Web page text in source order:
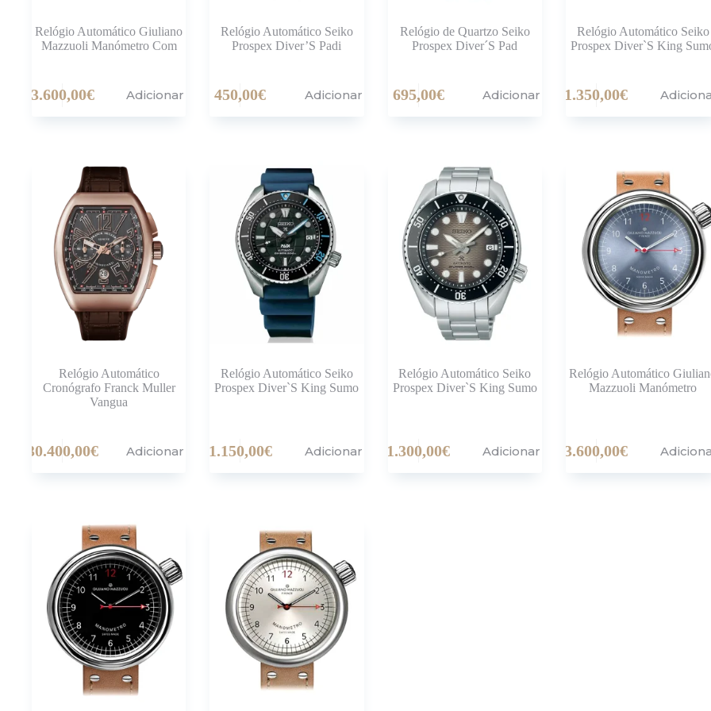
Relógio Automático Giuliano
Mazzuoli Manómetro Com
3.600,00€ Adicionar
Relógio Automático Seiko
Prospex Diver’S Padi
450,00€ Adicionar
Relógio de Quartzo Seiko
Prospex Diver´S Pad
695,00€ Adicionar
Relógio Automático Seiko
Prospex Diver`S King
1.350,00€
Relógio Automático
Cronógrafo Franck Muller
Vangua
30.400,00€ Adicionar
Relógio Automático Seiko
Prospex Diver`S King Sumo
1.150,00€ Adicionar
Relógio Automático Seiko
Prospex Diver`S King Sumo
1.300,00€ Adicionar
Relógio Automático
Mazzuoli Manómetro
3.600,00€